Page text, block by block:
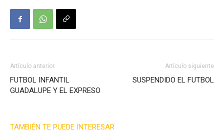
Artículo anterior
FUTBOL INFANTIL
GUADALUPE Y EL EXPRESO
Artículo siguiente
SUSPENDIDO EL FUTBOL
TAMBIÉN TE PUEDE INTERESAR